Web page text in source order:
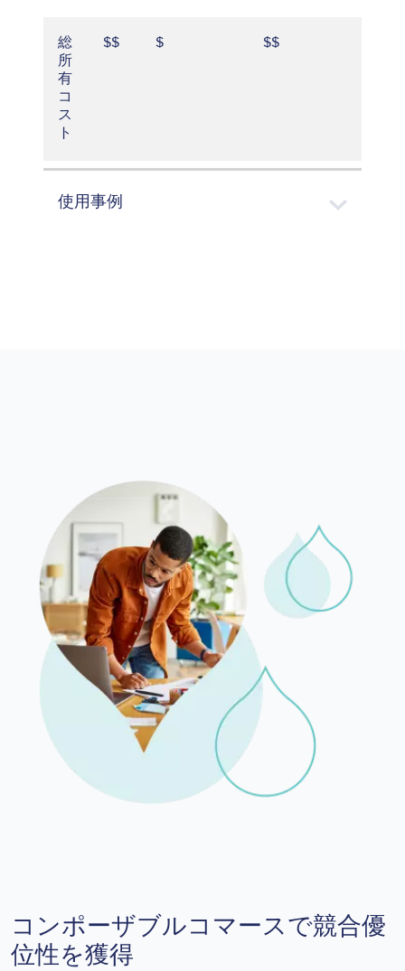
総
所
有
コ
ス
ト
$$ $ $$
使用事例
コンポーザブルコマースで競合優
位性を獲得